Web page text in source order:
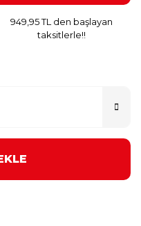
949,95 TL den başlayan
taksitlerle!!